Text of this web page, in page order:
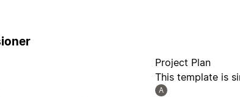
Project Plan
This template is
A